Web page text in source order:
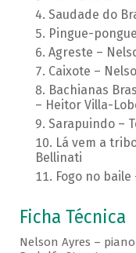
Saudade do
Pingue-
Agreste –
Caixote –
Bachianas
– Heitor Villa-
Sarapuindo –
Lá vem a
Bellinati
Fogo no
Ficha Técnica
Nelson Ayres – piano